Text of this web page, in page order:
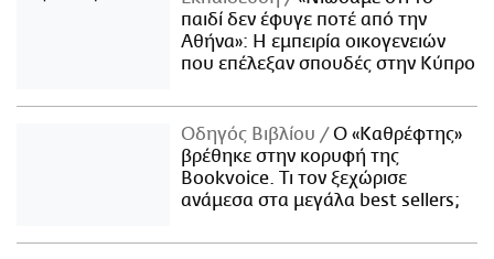
παιδί δεν έφυγε ποτέ από την
Αθήνα»: Η εμπειρία οικογενειών
που επέλεξαν σπουδές στην Κύπρο
Οδηγός Βιβλίου
Ο «Καθρέφτης»
βρέθηκε στην κορυφή της
Bookvoice. Τι τον ξεχώρισε
ανάμεσα στα μεγάλα best sellers;